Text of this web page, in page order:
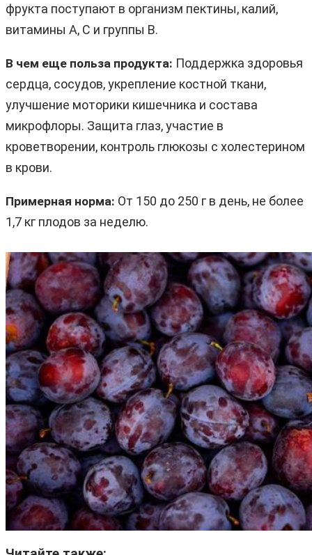
фрукта поступают в организм пектины, калий,
витамины A, C и группы B.
В чем еще польза продукта: Поддержка здоровья
сердца, сосудов, укрепление костной ткани,
улучшение моторики кишечника и состава
микрофлоры. Защита глаз, участие в
кроветворении, контроль глюкозы с холестерином
в крови.
Примерная норма: От 150 до 250 г в день, не более
1,7 кг плодов за неделю.